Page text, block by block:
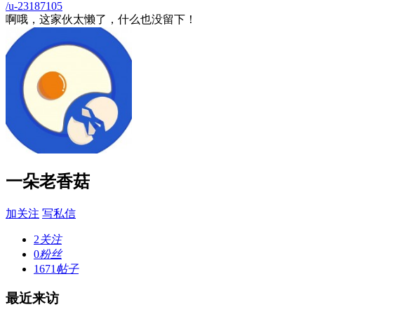
/u-23187105
啊哦，这家伙太懒了，什么也没留下！
一朵老香菇
加关注 写私信
2关注
0粉丝
1671 帖子
最近来访